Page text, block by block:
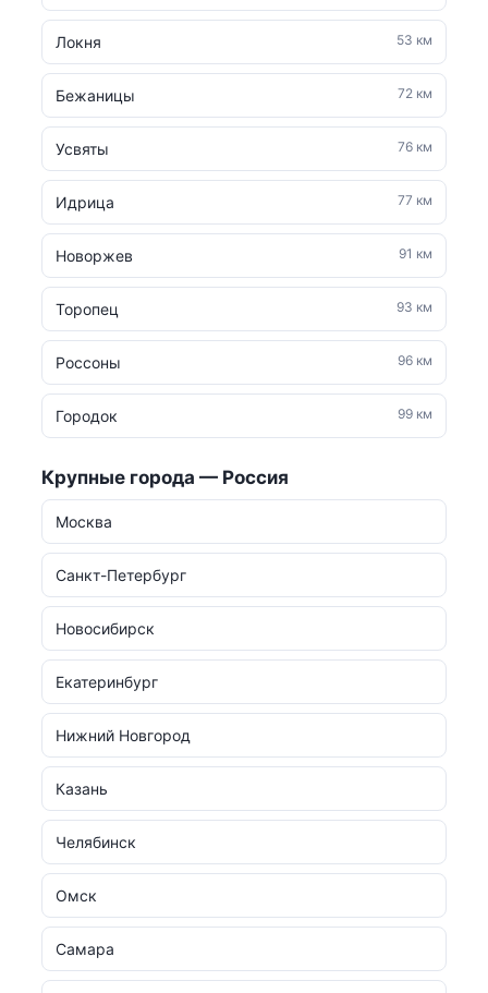
Локня 53 км
Бежаницы 72 км
Усвяты 76 км
Идрица 77 км
Новоржев 91 км
Торопец 93 км
Россоны 96 км
Городок 99 км
Крупные города — Россия
Москва
Санкт-Петербург
Новосибирск
Екатеринбург
Нижний Новгород
Казань
Челябинск
Омск
Самара